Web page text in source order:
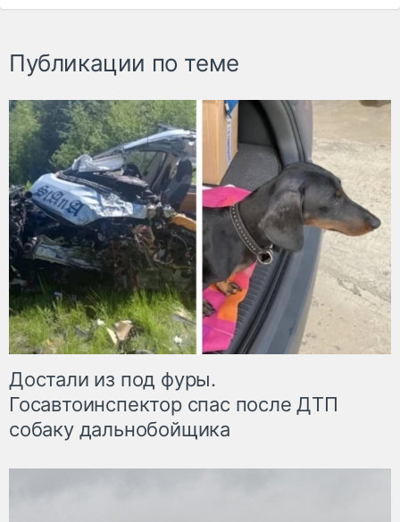
Публикации по теме
Достали из под фуры.
Госавтоинспектор спас после ДТП
собаку дальнобойщика